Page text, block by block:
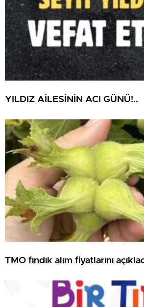
YILDIZ AİLESİNİN ACI GÜNÜ!..
TMO fındık alım fiyatlarını